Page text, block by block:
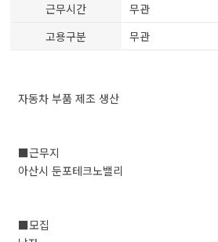
근무시간
무관
고용구분
무관
자동차 부품 제조 생산
■근무지
아산시 둔포테크노밸리
■모집